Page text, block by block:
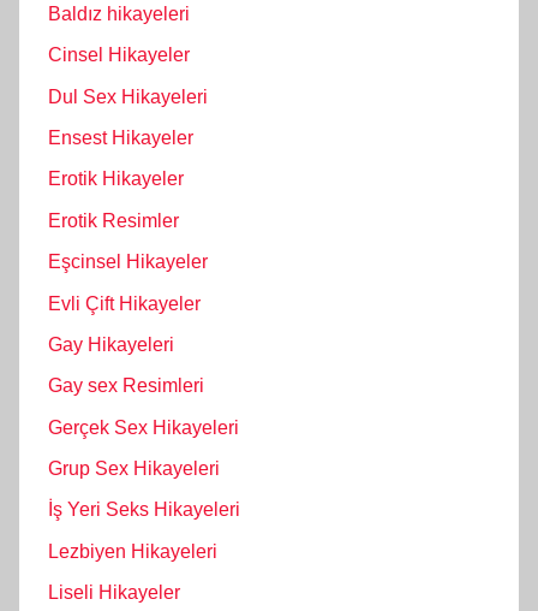
Baldız hikayeleri
Cinsel Hikayeler
Dul Sex Hikayeleri
Ensest Hikayeler
Erotik Hikayeler
Erotik Resimler
Eşcinsel Hikayeler
Evli Çift Hikayeler
Gay Hikayeleri
Gay sex Resimleri
Gerçek Sex Hikayeleri
Grup Sex Hikayeleri
İş Yeri Seks Hikayeleri
Lezbiyen Hikayeleri
Liseli Hikayeler